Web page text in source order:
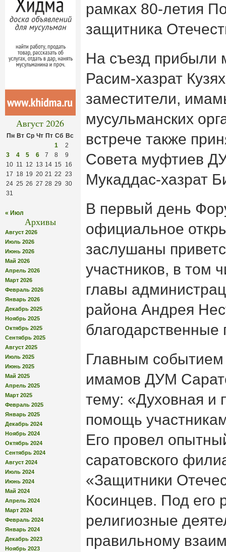
Август 2026
Пн Вт Ср Чт Пт Сб Вс
1
2
3
4 5 6 7 8
9
10 11 12 13 14 15
16
17 18 19 20 21 22 23
24 25 26 27 28 29 30
31
« Июл
Архивы
Август 2026
Июль 2026
Июнь 2026
Май 2026
Апрель 2026
Март 2026
Февраль 2026
Январь 2026
Декабрь 2025
Ноябрь 2025
Октябрь 2025
Сентябрь 2025
Август 2025
Июль 2025
Июнь 2025
Май 2025
Апрель 2025
Март 2025
Февраль 2025
Январь 2025
Декабрь 2024
Ноябрь 2024
Октябрь 2024
Сентябрь 2024
Август 2024
Июль 2024
Июнь 2024
Май 2024
Апрель 2024
Март 2024
Февраль 2024
Январь 2024
Декабрь 2023
Ноябрь 2023
рамках 80-летия
защитника
На съезд прибыли
Расим-хазрат
заместители,
мусульманских
встрече также
Совета муфтиев
Мукаддас-хазрат
В первый день
официальное
заслушаны
участников, в том
главы
района Андрея
благодарственные
Главным
имамов ДУМ
тему: «Духовная и
помощь
Его провел
саратовского
«Защитники
Косинцев. Под его
религиозные
правильному